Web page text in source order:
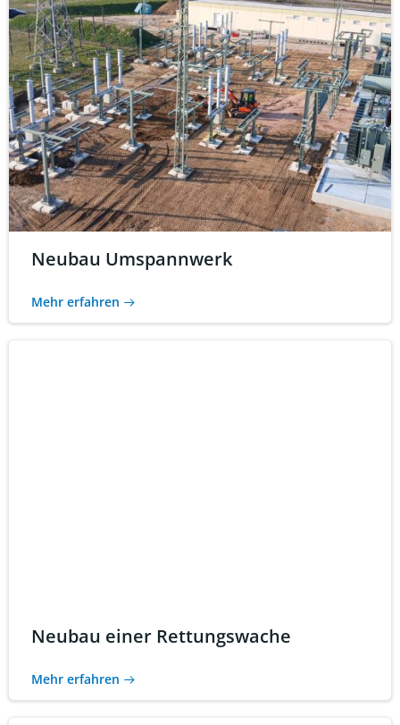
Neubau Umspannwerk
Mehr erfahren
Neubau einer Rettungswache
Mehr erfahren